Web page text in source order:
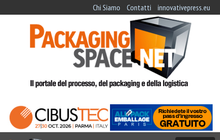
Chi Siamo Contatti innovativepress.eu